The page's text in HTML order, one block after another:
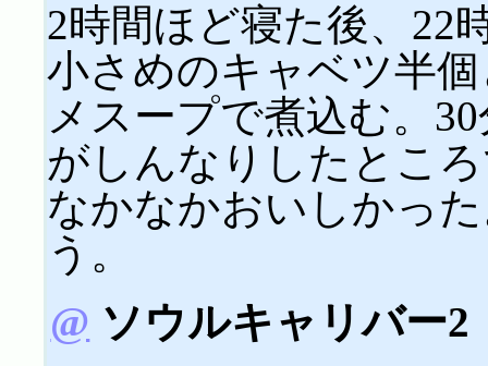
2時間ほど寝た後、22
小さめのキャベツ半
メスープで煮込む。
がしんなりしたとこ
なかなかおいしかっ
う。
@ ソウルキャリバー2